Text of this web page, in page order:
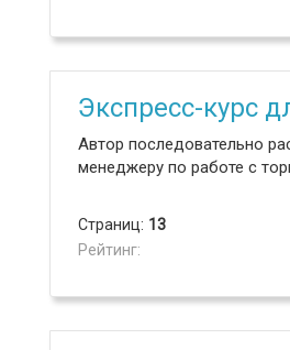
Экспресс-курс
Автор последовательно
менеджеру по работе с
Страниц: 13
Рейтинг: